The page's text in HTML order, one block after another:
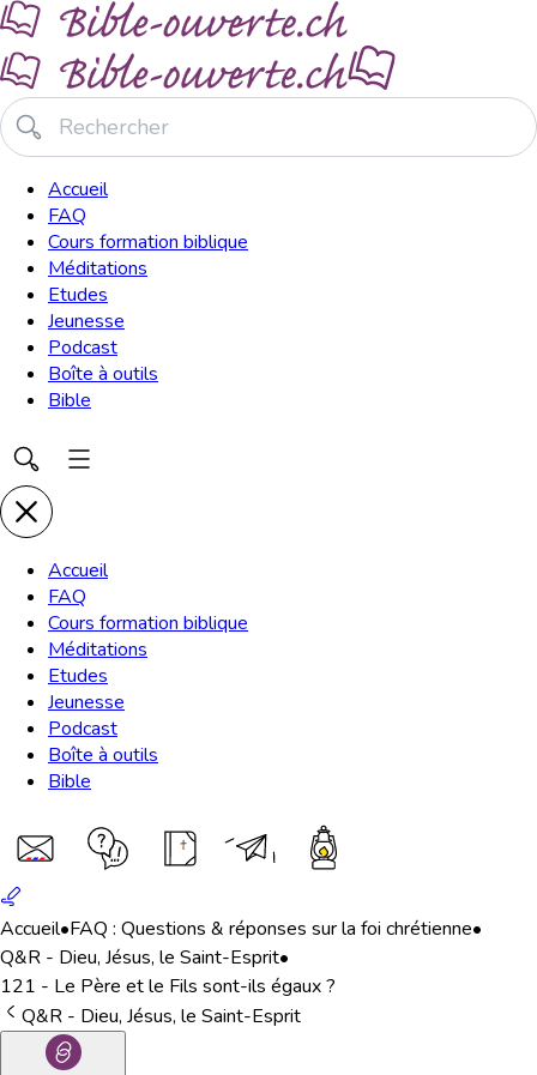
Accueil
FAQ
Cours formation biblique
Méditations
Etudes
Jeunesse
Podcast
Boîte à outils
Bible
Accueil
FAQ
Cours formation biblique
Méditations
Etudes
Jeunesse
Podcast
Boîte à outils
Bible
Accueil•FAQ : Questions & réponses sur la foi chrétienne•
Q&R - Dieu, Jésus, le Saint-Esprit•
121 - Le Père et le Fils sont-ils égaux ?
Q&R - Dieu, Jésus, le Saint-Esprit